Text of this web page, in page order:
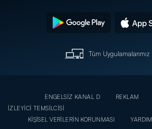
Tüm Uygulamalarımız
ENGELSİZ KANAL D REKLAM
İZLEYİCİ TEMSİLCİSİ
KİŞİSEL VERİLERİN KORUNMASI
YARDIM